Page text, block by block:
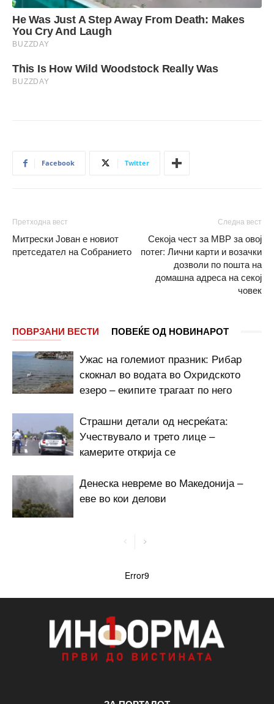
Facebook Twitter
Претходна вест
Митрески Јован е новиот
претседател на Собранието
Следна вест
Секоја чест за МВР за овој
потег: Лични карти и возачки
дозволи по пошта на
домашна адреса на секој
човек
ПОВРЗАНИ ВЕСТИ ПОВЕЌЕ ОД НОВИНАРОТ
Ужас на големиот празник: Рибар
скокнал во водата во Охридското
езеро – екипите трагаат по него
Страшни детали од несреќата:
Учествувало и трето лице –
камерите открија се
Денеска невреме во Македонија –
еве во кои делови
Error9